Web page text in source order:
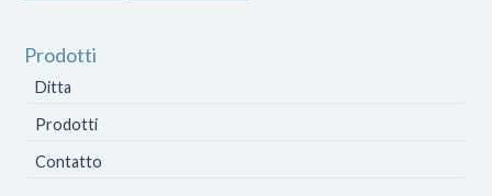
Prodotti
Ditta
Prodotti
Contatto